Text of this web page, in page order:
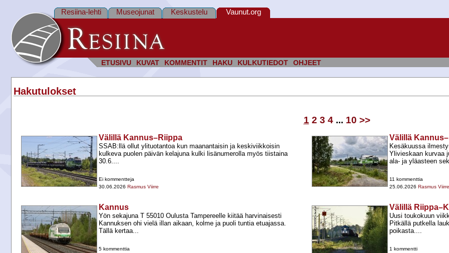
ETUSIVU KUVAT KOMMENTIT HAKU KULKUTIEDOT OHJEET
Resiina-lehti Museojunat Keskustelu Vaunut.org
Hakutulokset
1 2 3 4... 10 >>
Välillä Kannus–Riippa
SSAB:llä ollut ylituotantoa kun maanantaisin ja keskiviikkoisin
kulkeva puolen päivän kelajuna kulki lisänumerolla myös tiistaina
30.6....
Ei kommentteja
30.06.2026 Rasmus Viirre
Välillä
Kesäkuussa
Ylivieskaan kurvaa
ala-​ ja yläasteen
11 kommenttia
25.06.2026 Rasmus Viirre
Kannus
Yön sekajuna T 55010 Oulusta Tampereelle kiitää harvinaisesti
Kannuksen ohi vielä illan aikaan, kolme ja puoli tuntia etuajassa.
Tällä kertaa...
5 kommenttia
Välillä
Uusi toukokuun
Pitkällä putkella
poikasta....
1 kommentti